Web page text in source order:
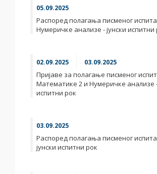
05.09.2025
Распоред полагања писменог
Нумеричке анализе - јунски испитни
02.09.2025 03.09.2025
Пријаве за полагање писменог
Математике 2 и Нумеричке анализе -
испитни рок
03.09.2025
Распоред полагања писменог
јунски испитни рок